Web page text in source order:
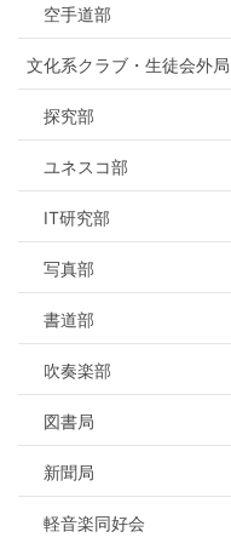
空手道部
文化系クラブ・生徒会外局
探究部
ユネスコ部
IT研究部
写真部
書道部
吹奏楽部
図書局
新聞局
軽音楽同好会